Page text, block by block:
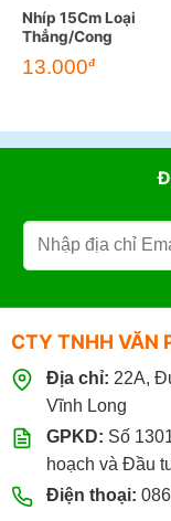
Nhíp 15Cm Loại
Thẳng/Cong
13.000đ
CTY TNHH VĂN
Địa chỉ: 22A,
Vĩnh Long
GPKD: Số
hoạch và Đầu
Điện thoại: